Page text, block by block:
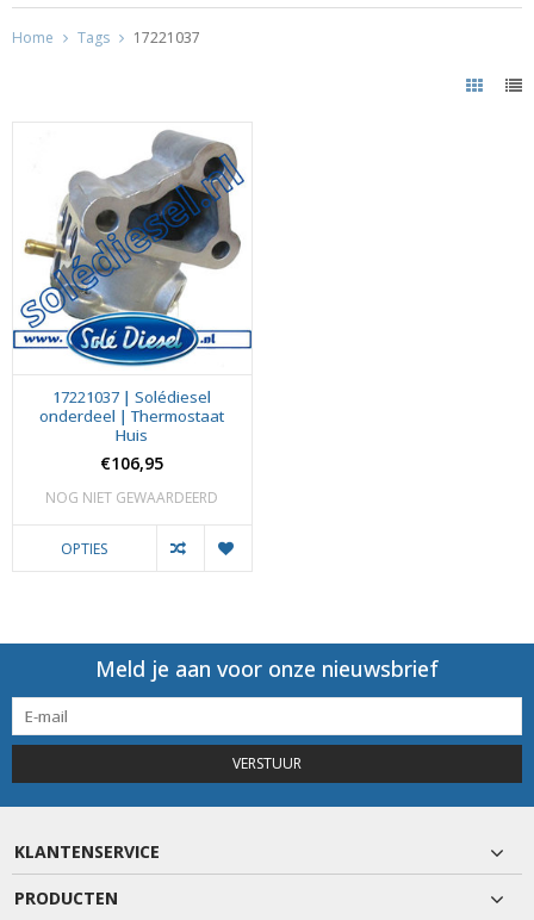
Home Tags 17221037
17221037 | Solédiesel
onderdeel | Thermostaat
Huis
€106,95
NOG NIET GEWAARDEERD
OPTIES
Meld je aan voor onze nieuwsbrief
VERSTUUR
KLANTENSERVICE
PRODUCTEN